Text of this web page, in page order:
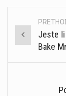
Post
Jeste li
Bake